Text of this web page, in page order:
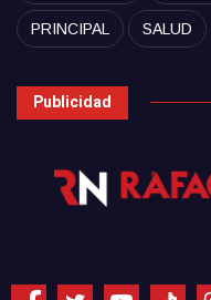
PRINCIPAL SALUD
Publicidad